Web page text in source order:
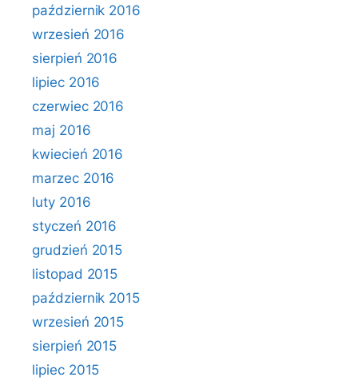
październik 2016
wrzesień 2016
sierpień 2016
lipiec 2016
czerwiec 2016
maj 2016
kwiecień 2016
marzec 2016
luty 2016
styczeń 2016
grudzień 2015
listopad 2015
październik 2015
wrzesień 2015
sierpień 2015
lipiec 2015